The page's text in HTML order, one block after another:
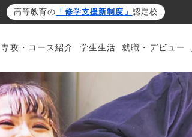
高等教育の 「修学支援新制度」 認定校
専攻・コース紹介 学生生活 就職・デビュー